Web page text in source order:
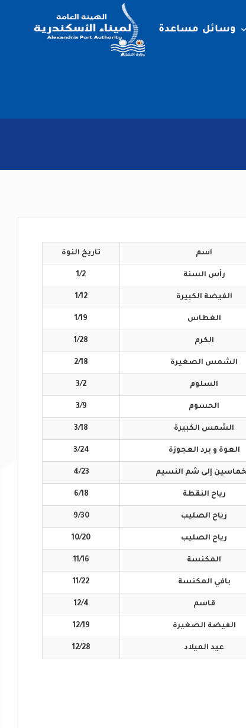
وسائل مساعدة
اسم تاريخ النوة
رأس السنة 1/2
الفيضة الكبيرة 1/12
الغطاس 1/19
الكرم 1/28
الشمس الصغيرة 2/18
السلوم 3/2
الحسوم 3/9
الشمس الكبيرة 3/18
العوة و برد العجوزة 3/24
إلى شم النسيم 4/23
رياح النقطة 6/18
رياح الصليب 9/30
رياح الصليب 10/20
المكنسة 11/16
بافي المكنسة 11/22
قاسم 12/4
الفيضة الصغيرة 12/19
عيد الميلاد 12/28